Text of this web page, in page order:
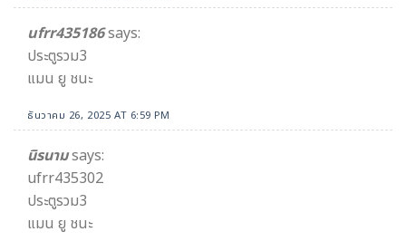
ufrr435186says:
ประตูรวม3
แมน ยู ชนะ
ธันวาคม 26, 2025 AT 6:59 PM
นิรนามsays:
ufrr435302
ประตูรวม3
แมน ยู ชนะ